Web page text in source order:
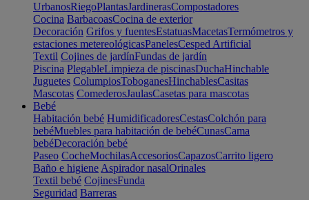
UrbanosRiegoPlantasJardinerasCompostadores
Cocina BarbacoasCocina de exterior
Decoración Grifos y fuentesEstatuasMacetasTermómetros y
estaciones metereológicasPanelesCesped Artificial
Textil Cojines de jardínFundas de jardín
Piscina PlegableLimpieza de piscinasDuchaHinchable
Juguetes ColumpiosToboganesHinchablesCasitas
Mascotas ComederosJaulasCasetas para mascotas
Bebé
Habitación bebé HumidificadoresCestasColchón para
bebéMuebles para habitación de bebéCunasCama
bebéDecoración bebé
Paseo CocheMochilasAccesoriosCapazosCarrito ligero
Baño e higiene Aspirador nasalOrinales
Textil bebé CojinesFunda
Seguridad Barreras